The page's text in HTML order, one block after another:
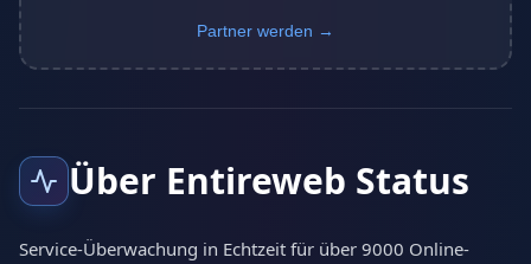
Partner werden →
Über Entireweb Status
Service-Überwachung in Echtzeit für über 9000 Online-